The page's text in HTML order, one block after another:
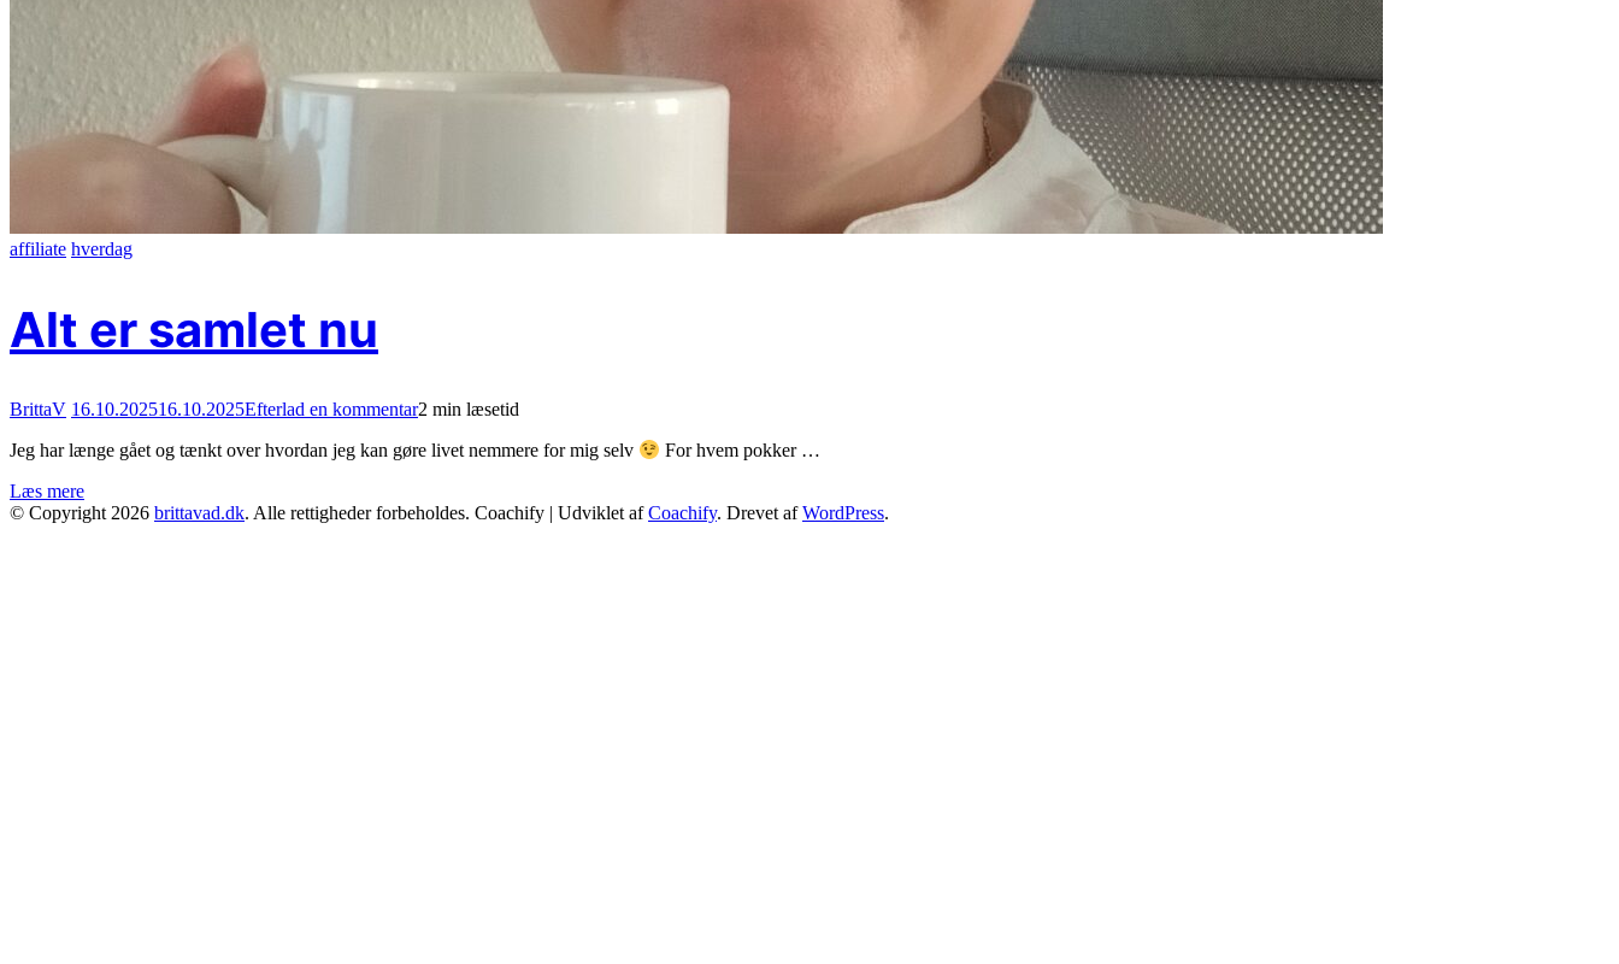
affiliate hverdag
Alt er samlet nu
BrittaV 16.10.202516.10.2025Efterlad en kommentaron
er
2 min læsetid
Jeg har længe gået og tænkt over hvordan jeg kan gøre livet nemmere for mig selv
For hvem pokker …
Læs mere
© Copyright 2026 brittavad.dk. Alle rettigheder forbeholdes. Coachify | Udviklet afCoachify. Drevet afWordPress.